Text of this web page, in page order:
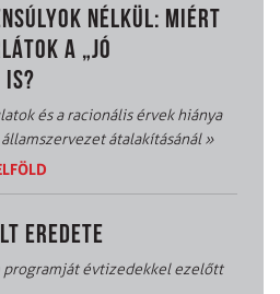
NÉLKÜL: MIÉRT
A „JÓ
IS?
és a racionális érvek hiánya
államszervezet átalakításánál»
EREDETE
programját évtizedekkel ezelőtt